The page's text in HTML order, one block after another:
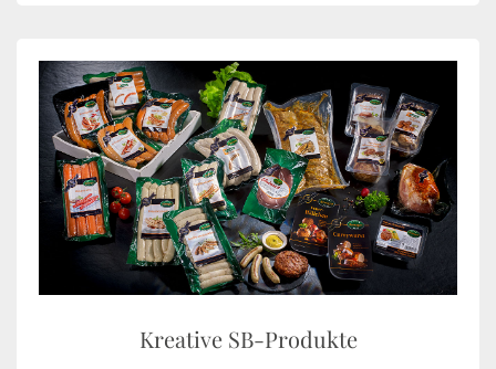
Kreative SB-Produkte